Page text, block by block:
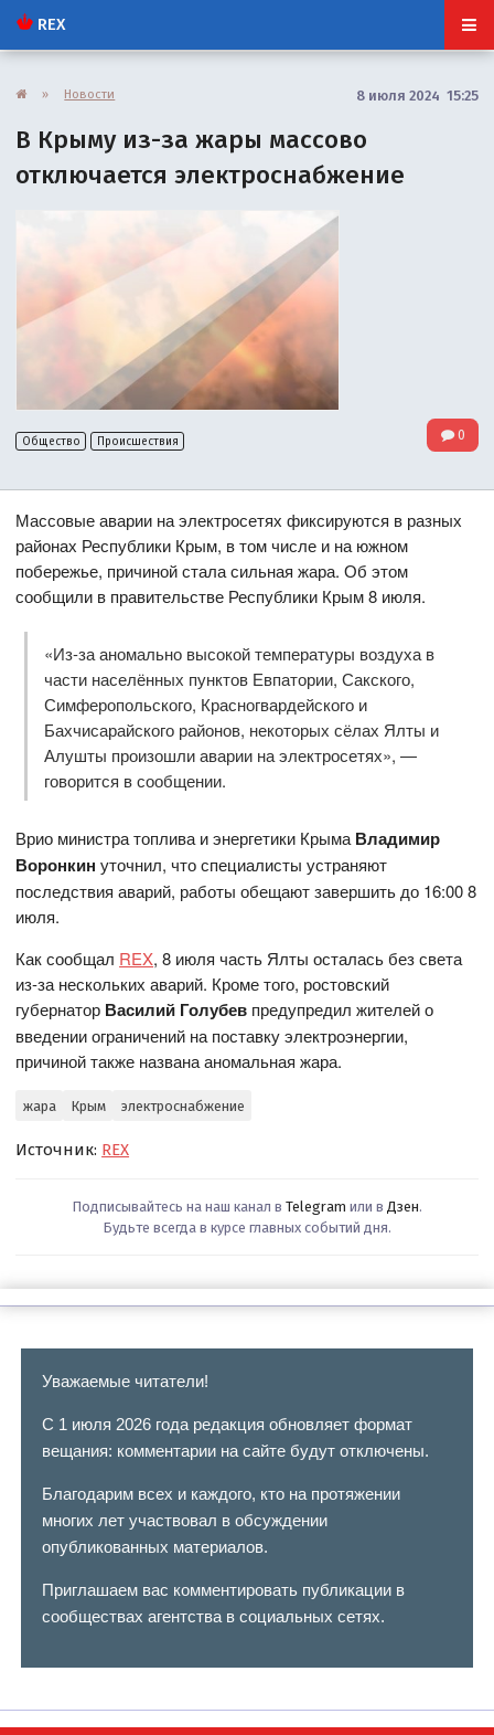
REX
» Новости 8 июля 2024 15:25
В Крыму из-за жары массово
отключается электроснабжение
Общество Происшествия 0
Массовые аварии на электросетях фиксируются в разных
районах Республики Крым, в том числе и на южном
побережье, причиной стала сильная жара. Об этом
сообщили в правительстве Республики Крым 8 июля.
«Из-за аномально высокой температуры воздуха в
части населённых пунктов Евпатории, Сакского,
Симферопольского, Красногвардейского и
Бахчисарайского районов, некоторых сёлах Ялты и
Алушты произошли аварии на электросетях», —
говорится в сообщении.
Врио министра топлива и энергетики Крыма Владимир
Воронкин уточнил, что специалисты устраняют
последствия аварий, работы обещают завершить до 16:00 8
июля.
Как сообщал REX, 8 июля часть Ялты осталась без света
из-за нескольких аварий. Кроме того, ростовский
губернатор Василий Голубев предупредил жителей о
введении ограничений на поставку электроэнергии,
причиной также названа аномальная жара.
жара Крым электроснабжение
Источник: REX
Подписывайтесь на наш канал в Telegram или в Дзен.
Будьте всегда в курсе главных событий дня.
Уважаемые читатели!
С 1 июля 2026 года редакция обновляет формат
вещания: комментарии на сайте будут отключены.
Благодарим всех и каждого, кто на протяжении
многих лет участвовал в обсуждении
опубликованных материалов.
Приглашаем вас комментировать публикации в
сообществах агентства в социальных сетях.